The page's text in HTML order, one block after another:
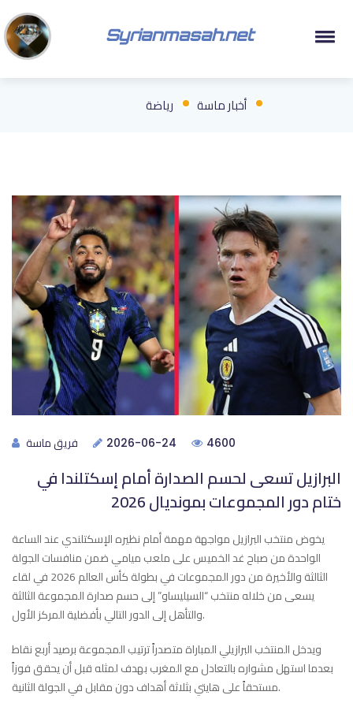
Syrianmasah.net
أخبار ماسة رياضة
فريق ماسة 2026-06-24 4600
البرازيل تسعى لحسم الصدارة أمام إسكتلندا في
ختام دور المجموعات بمونديال 2026
يخوض منتخب البرازيل مواجهة مهمة أمام نظيره الإسكتلندي عند الساعة
الواحدة من صباح غد الخميس على ملعب ميامي ضمن منافسات الجولة
الثالثة والأخيرة من دور المجموعات في بطولة كأس العالم 2026 في لقاء
يسعى من خلاله منتخب “السيليساو” إلى حسم صدارة المجموعة الثالثة
والتأهل إلى الدور التالي بأفضلية المركز الأول.
ويدخل المنتخب البرازيلي المباراة متصدراً ترتيب المجموعة برصيد أربع نقاط
بعدما استهل مشواره بالتعادل مع المغرب بهدف لمثله قبل أن يحقق فوزاً
مستحقاً على هايتي بثلاثة أهداف دون مقابل في الجولة الثانية.